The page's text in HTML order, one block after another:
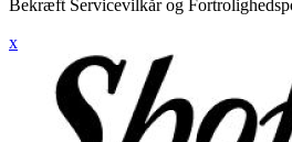
Bekræft Servicevilkår og
x